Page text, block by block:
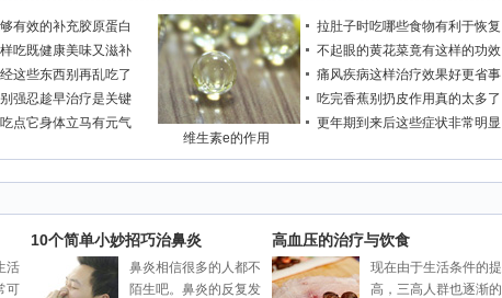
有效的补充胶原蛋白
吃既健康美味又滋补
这些东西别再乱吃了
强忍趁早治疗是关键
点它身体立马有元气
维生素e的作用
拉肚子时吃哪些食物有利于恢复
不起眼的黄花菜竟有这样的功效
痛风疾病这样治疗效果好更省事
吃完香蕉别扔皮作用真的太多了
更年期到来后这些症状非常明显
活
可
10个简单小妙招巧治鼻炎
鼻炎相信很多的人都不
陌生吧。鼻炎的反复发
高血压的治疗与饮食
现在由于生活条件的提
高，三高人群也逐渐的